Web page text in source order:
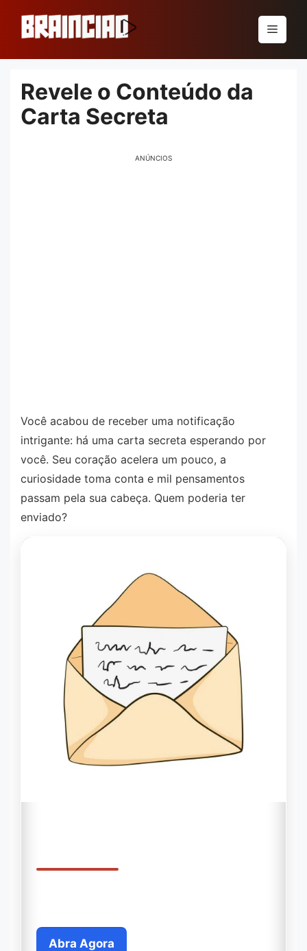
conteúdo
Menu
Revele o Conteúdo da
Carta Secreta
ANÚNCIOS
Você acabou de receber uma notificação
intrigante: há uma carta secreta esperando por
você. Seu coração acelera um pouco, a
curiosidade toma conta e mil pensamentos
passam pela sua cabeça. Quem poderia ter
enviado?
Abra Agora